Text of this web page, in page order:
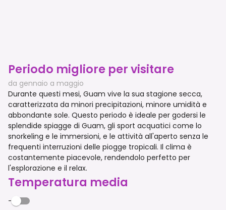
Periodo migliore per visitare
da gennaio a maggio
Durante questi mesi, Guam vive la sua stagione secca,
caratterizzata da minori precipitazioni, minore umidità e
abbondante sole. Questo periodo è ideale per godersi le
splendide spiagge di Guam, gli sport acquatici come lo
snorkeling e le immersioni, e le attività all'aperto senza le
frequenti interruzioni delle piogge tropicali. Il clima è
costantemente piacevole, rendendolo perfetto per
l'esplorazione e il relax.
Temperatura media
-